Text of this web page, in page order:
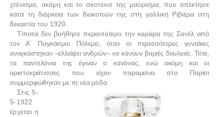
χτένισµα, ακόμη και το σκοτεινό της μαύρισμα, που απέκτησε
κατά τη διάρκεια των διακοπών της στη γαλλική Ριβιέρα στη
δεκαετία του 1920.
Τίποτα δεν βοήθησε περισσότερο την καριέρα της Σανέλ από
τον Α´ Παγκόσµιο Πόλεµο, όταν οι περισσότερες γυναίκες
αναγκάστηκαν –ελλείψει ανδρών– να κάνουν βαριές δουλειές. Τότε,
τα παντελόνια της έγιναν ο κανόνας, ενώ ακόµη και οι
αριστοκράτισσες που είχαν παραµείνει στο Παρίσι
συµµορφώθηκαν µε τη νέα µόδα.
Στις 5-
5-1922
έρχεται η